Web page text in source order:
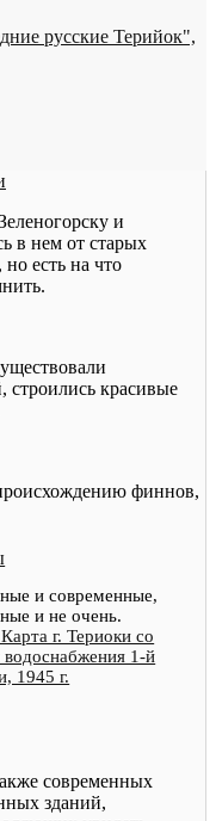
русские Терийок",
и
в нем от старых
есть на что
строились красивые
финнов,
и современные,
и не очень.
г. Териоки со
1-й
1945 г.
современных
зданий,